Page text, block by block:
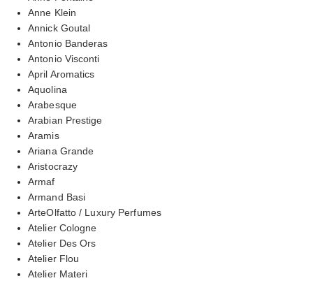
Anne Klein
Annick Goutal
Antonio Banderas
Antonio Visconti
April Aromatics
Aquolina
Arabesque
Arabian Prestige
Aramis
Ariana Grande
Aristocrazy
Armaf
Armand Basi
ArteOlfatto / Luxury Perfumes
Atelier Cologne
Atelier Des Ors
Atelier Flou
Atelier Materi